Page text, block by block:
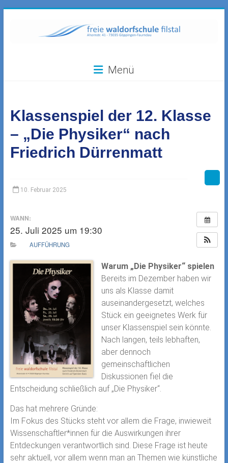
Waldorfschule
73035
Göppingen-
Faurndau,
Ahornstr.
Menü
Klassenspiel der 12. Klasse
– „Die Physiker“ nach
Friedrich Dürrenmatt
10. Februar 2025
WANN:
25. Juli 2025 um 19:30
AUFFÜHRUNG
Warum „Die Physiker“ spielen
Bereits im Dezember haben wir
uns als Klasse damit
auseinandergesetzt, welches
Stück ein geeignetes Werk für
unser Klassenspiel sein könnte.
Nach langen, teils lebhaften,
aber dennoch
gemeinschaftlichen
Diskussionen fiel die
Entscheidung schließlich auf „Die Physiker“.
Das hat mehrere Gründe:
Im Fokus des Stücks steht vor allem die Frage, inwieweit
Wissenschaftler*innen für die Auswirkungen ihrer
Entdeckungen verantwortlich sind. Diese Frage ist heute
sehr aktuell, vor allem wenn man an Themen wie künstliche